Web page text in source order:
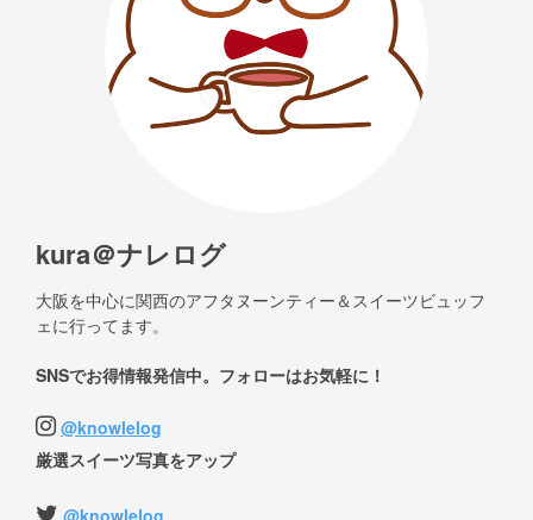
kura＠ナレログ
大阪を中心に関西のアフタヌーンティー＆スイーツビュッフ
ェに行ってます。
SNSでお得情報発信中。フォローはお気軽に！
@knowlelog
厳選スイーツ写真をアップ